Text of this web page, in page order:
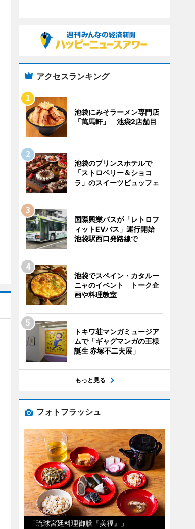
アクセスランキング
池袋にみそラーメン専門店
「萬馬軒」 池袋2店舗目
池袋のプリンスホテルで
「ストロベリー＆ショコ
ラ」のスイーツビュッフェ
国際興業バスが「レトロフ
ィットEVバス」運行開始
池袋駅西口発路線で
池袋でスペイン・カタルー
ニャのイベント トーク企
画や料理教室
トキワ荘マンガミュージア
ムで「ギャグマンガの王様
誕生 赤塚不二夫展」
もっと見る
フォトフラッシュ
「琉球宮廷料理御膳『美福』」